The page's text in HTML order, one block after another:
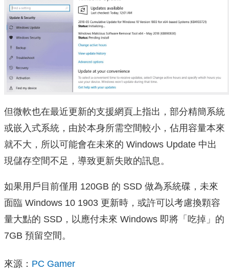
但微軟也在最近更新的支援網頁上指出，部分精簡系統
或嵌入式系統，由於本身所需空間較小，佔用容量本來
就不大，所以可能會在未來的 Windows Update 中出
現儲存空間不足，導致更新失敗的訊息。
如果用戶目前僅用 120GB 的 SSD 做為系統碟，未來
面臨 Windows 10 1903 更新時，或許可以考慮換顆容
量大點的 SSD，以應付未來 Windows 即將「吃掉」的
7GB 預留空間。
來源： PC Gamer